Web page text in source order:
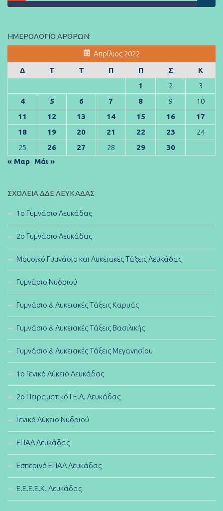
ΗΜΕΡΟΛΌΓΙΟ ΆΡΘΡΩΝ:
Απρίλιος 2022
Δ
Τ Τ Π Π Σ
Κ
1
2
3
4
5 6 7 8 9
10
11
12 13 14 15 16
17
18
19 20 21 22 23
24
25
26 27 28 29
30
« Μαρ Μάι »
ΣΧΟΛΕΊΑ ΔΔΕ ΛΕΥΚΆΔΑΣ
1ο Γυμνάσιο Λευκάδας
2ο Γυμνάσιο Λευκάδας
Μουσικό Γυμνάσιο και Λυκειακές Τάξεις Λευκάδας
Γυμνάσιο Νυδριού
Γυμνάσιο & Λυκειακές Τάξεις Καρυάς
Γυμνάσιο & Λυκειακές Τάξεις Βασιλικής
Γυμνάσιο & Λυκειακές Τάξεις Μεγανησίου
1ο Γενικό Λύκειο Λευκάδας
2ο Πειραματικό ΓΕ.Λ. Λευκάδας
Γενικό Λύκειο Νυδριού
ΕΠΑΛ Λευκάδας
Εσπερινό ΕΠΑΛ Λευκάδας
E.E.E.E.K. Λευκάδας